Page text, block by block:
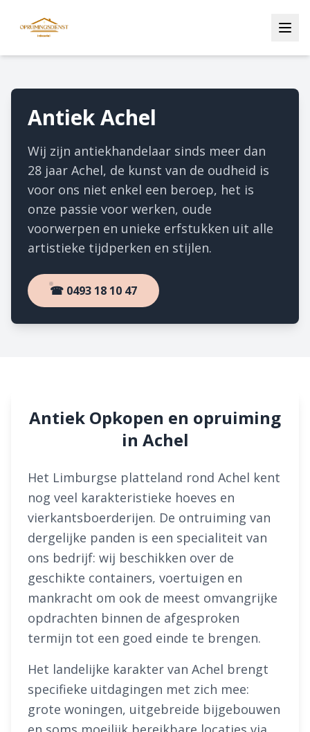
Antiek Achel
Wij zijn antiekhandelaar sinds meer dan
28 jaar Achel, de kunst van de oudheid is
voor ons niet enkel een beroep, het is
onze passie voor werken, oude
voorwerpen en unieke erfstukken uit alle
artistieke tijdperken en stijlen.
☎ 0493 18 10 47
Antiek Opkopen en opruiming
in Achel
Het Limburgse platteland rond Achel kent
nog veel karakteristieke hoeves en
vierkantsboerderijen. De ontruiming van
dergelijke panden is een specialiteit van
ons bedrijf: wij beschikken over de
geschikte containers, voertuigen en
mankracht om ook de meest omvangrijke
opdrachten binnen de afgesproken
termijn tot een goed einde te brengen.
Het landelijke karakter van Achel brengt
specifieke uitdagingen met zich mee:
grote woningen, uitgebreide bijgebouwen